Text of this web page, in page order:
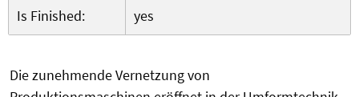
Is Finished:
yes
Die zunehmende Vernetzung von